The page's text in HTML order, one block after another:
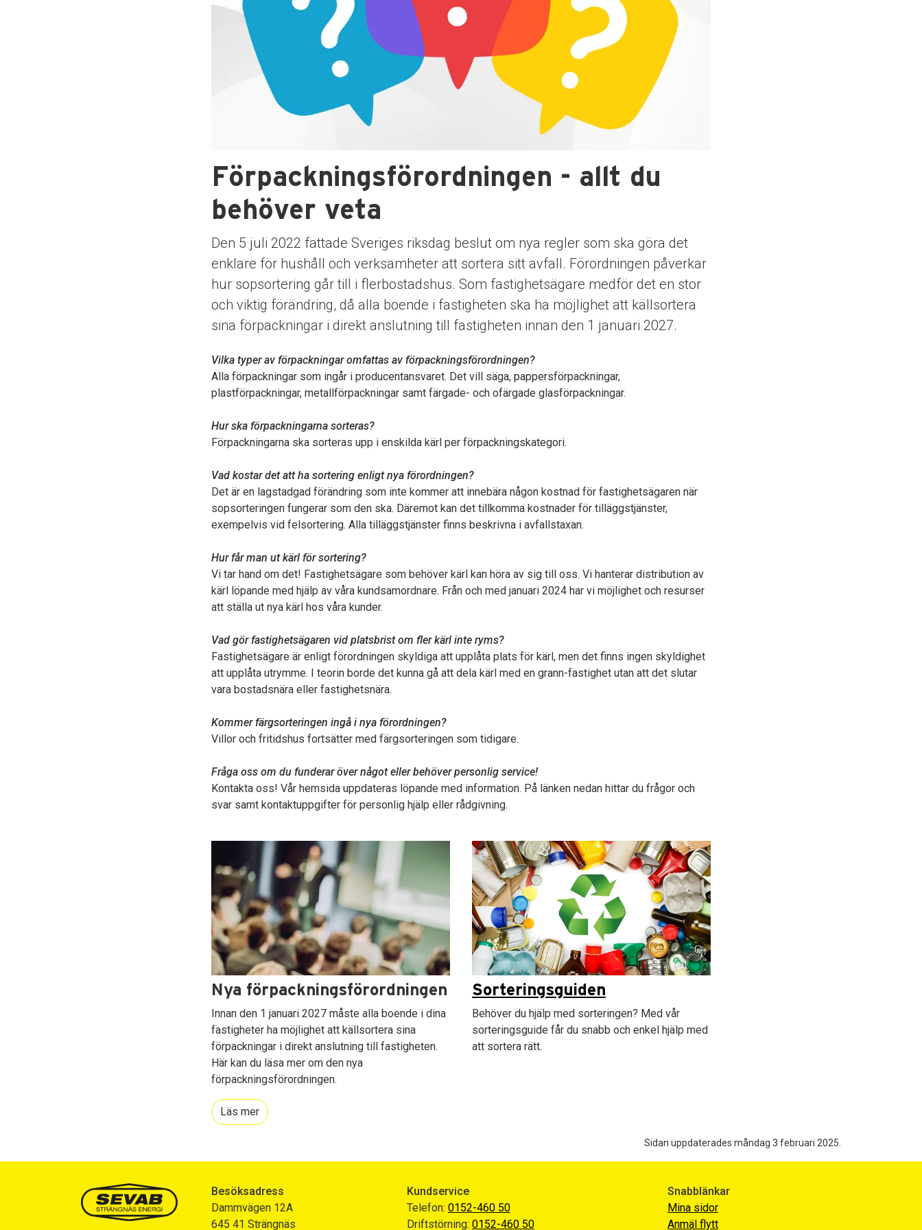
Förpackningsförordningen - allt du
behöver veta
Den 5 juli 2022 fattade Sveriges riksdag beslut om nya regler som ska göra det
enklare för hushåll och verksamheter att sortera sitt avfall. Förordningen påverkar
hur sopsortering går till i flerbostadshus. Som fastighetsägare medför det en stor
och viktig förändring, då alla boende i fastigheten ska ha möjlighet att källsortera
sina förpackningar i direkt anslutning till fastigheten innan den 1 januari 2027.
Vilka typer av förpackningar omfattas av förpackningsförordningen?
Alla förpackningar som ingår i producentansvaret. Det vill säga, pappersförpackningar,
plastförpackningar, metallförpackningar samt färgade- och ofärgade glasförpackningar.
Hur ska förpackningarna sorteras?
Förpackningarna ska sorteras upp i enskilda kärl per förpackningskategori.
Vad kostar det att ha sortering enligt nya förordningen?
Det är en lagstadgad förändring som inte kommer att innebära någon kostnad för fastighetsägaren när
sopsorteringen fungerar som den ska. Däremot kan det tillkomma kostnader för tilläggstjänster,
exempelvis vid felsortering. Alla tilläggstjänster finns beskrivna i avfallstaxan.
Hur får man ut kärl för sortering?
Vi tar hand om det! Fastighetsägare som behöver kärl kan höra av sig till oss. Vi hanterar distribution av
kärl löpande med hjälp av våra kundsamordnare. Från och med januari 2024 har vi möjlighet och resurser
att ställa ut nya kärl hos våra kunder.
Vad gör fastighetsägaren vid platsbrist om fler kärl inte ryms?
Fastighetsägare är enligt förordningen skyldiga att upplåta plats för kärl, men det finns ingen skyldighet
att upplåta utrymme. I teorin borde det kunna gå att dela kärl med en grann-fastighet utan att det slutar
vara bostadsnära eller fastighetsnära.
Kommer färgsorteringen ingå i nya förordningen?
Villor och fritidshus fortsätter med färgsorteringen som tidigare.
Fråga oss om du funderar över något eller behöver personlig service!
Kontakta oss! Vår hemsida uppdateras löpande med information. På länken nedan hittar du frågor och
svar samt kontaktuppgifter för personlig hjälp eller rådgivning.
Nya förpackningsförordningen
Innan den 1 januari 2027 måste alla boende i dina
fastigheter ha möjlighet att källsortera sina
förpackningar i direkt anslutning till fastigheten.
Här kan du läsa mer om den nya
förpackningsförordningen.
Läs mer
Sorteringsguiden
Behöver du hjälp med sorteringen? Med vår
sorteringsguide får du snabb och enkel hjälp med
att sortera rätt.
Sidan uppdaterades måndag 3 februari 2025.
Besöksadress
Dammvägen 12A
645 41 Strängnäs
Kundservice
Telefon: 0152-460 50
Driftstörning: 0152-460 50
Snabblänkar
Mina sidor
Anmäl flytt